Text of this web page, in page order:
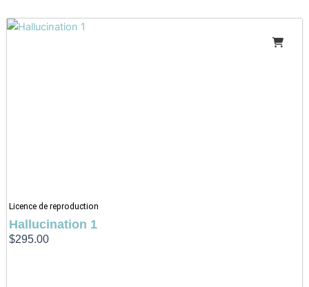
Licence de reproduction
Hallucination 1
$295.00